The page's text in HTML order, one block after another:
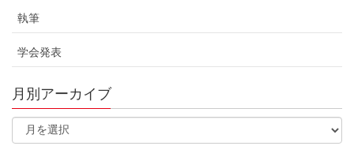
執筆
学会発表
月別アーカイブ